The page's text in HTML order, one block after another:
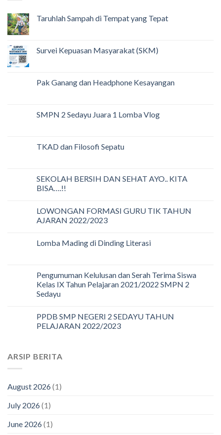
Taruhlah Sampah di Tempat yang Tepat
Survei Kepuasan Masyarakat (SKM)
Pak Ganang dan Headphone Kesayangan
SMPN 2 Sedayu Juara 1 Lomba Vlog
TKAD dan Filosofi Sepatu
SEKOLAH BERSIH DAN SEHAT AYO.. KITA
BISA….!!
LOWONGAN FORMASI GURU TIK TAHUN
AJARAN 2022/2023
Lomba Mading di Dinding Literasi
Pengumuman Kelulusan dan Serah Terima Siswa
Kelas IX Tahun Pelajaran 2021/2022 SMPN 2
Sedayu
PPDB SMP NEGERI 2 SEDAYU TAHUN
PELAJARAN 2022/2023
ARSIP BERITA
August 2026(1)
July 2026(1)
June 2026(1)